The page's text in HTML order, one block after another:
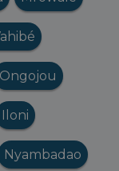
Ongojou
Iloni
Nyambadao